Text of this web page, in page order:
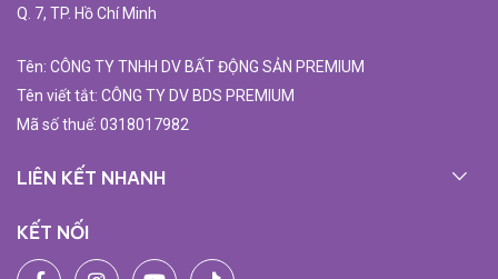
Q. 7, TP. Hồ Chí Minh
Tên: CÔNG TY TNHH DV BẤT ĐỘNG SẢN PREMIUM
Tên viết tắt: CÔNG TY DV BDS PREMIUM
Mã số thuế: 0318017982
LIÊN KẾT NHANH
KẾT NỐI